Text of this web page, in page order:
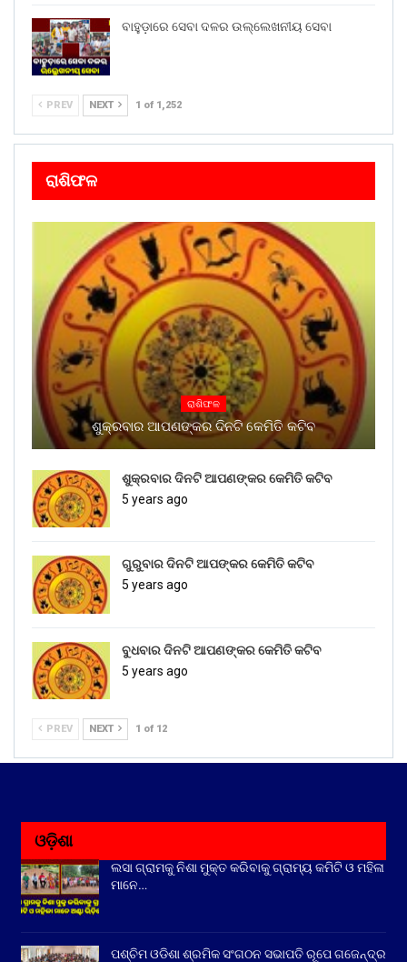
ବାହୁଡ଼ାରେ ସେବା ଦଳର ଉଲ୍ଲେଖନୀୟ ସେବା
PREV NEXT 1 of 1,252
ରାଶିଫଳ
ରାଶିଫଳ
ଶୁକ୍ରବାର ଆପଣଙ୍କର ଦିନଟି କେମିତି କଟିବ
ଶୁକ୍ରବାର ଦିନଟି ଆପଣଙ୍କର କେମିତି କଟିବ
5 years ago
ଗୁରୁବାର ଦିନଟି ଆପଙ୍କର କେମିତି କଟିବ
5 years ago
ବୁଧବାର ଦିନଟି ଆପଣଙ୍କର କେମିତି କଟିବ
5 years ago
PREV NEXT 1 of 12
ଓଡ଼ିଶା
ଲସା ଗ୍ରାମକୁ ନିଶା ମୁକ୍ତ କରିବାକୁ ଗ୍ରାମ୍ୟ କମିଟି ଓ ମହିଳା
ମାନେ…
ପଶ୍ଚିମ ଓଡିଶା ଶ୍ରମିକ ସଂଗଠନ ସଭାପତି ରୂପେ ଗଜେନ୍ଦ୍ର